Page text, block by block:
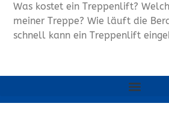
Was kostet ein Treppenlift?
meiner Treppe? Wie läuft die
schnell kann ein Treppenlift